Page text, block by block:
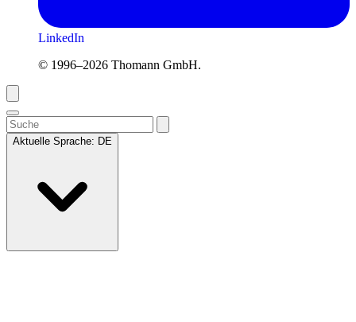
LinkedIn
© 1996–2026 Thomann GmbH.
Aktuelle Sprache: DE